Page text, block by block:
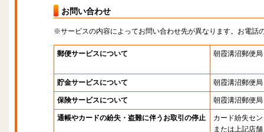
お問い合わせ
※サービスの内容によってお問い合わせ先が異なります。お電話
郵便サービスについて 朝霞溝沼郵便局
貯金サービスについて 朝霞溝沼郵便局
保険サービスについて 朝霞溝沼郵便局
通帳やカードの紛失・盗難に伴うお取引の停止
カード紛失セ
または上記店舗